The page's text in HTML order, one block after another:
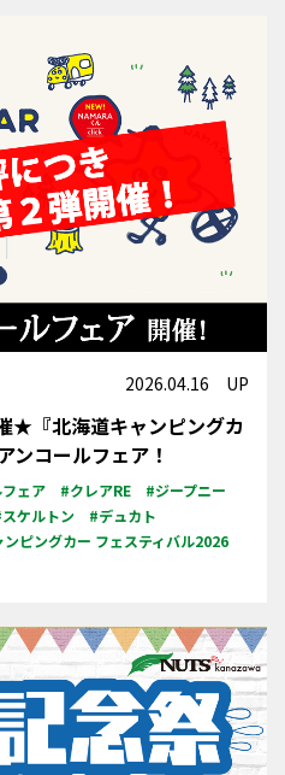
2026.04.16 UP
★『北海道キャンピングカ
ンコールフェア！
ェア #クレアRE
#ジープニー
ケルトン
#デュカト
ピングカー フェスティバル2026